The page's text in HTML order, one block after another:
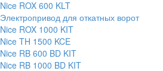
Nice ROX 600 KLT
Электропривод для откатных ворот
Nice ROX 1000 KIT
Nice TH 1500 KCE
Nice RB 600 BD KIT
Nice RB 1000 BD KIT